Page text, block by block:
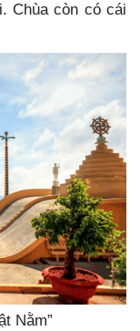
Chùa còn có cái
Nằm”